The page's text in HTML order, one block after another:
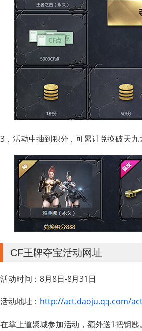
3，活动中抽到积分，可累计兑换破天
CF王牌夺宝活动网址
活动时间：8月8日-8月31日
活动地址： http://act.daoju.qq.com/
在掌上道聚城参加活动，额外送1把钥匙。